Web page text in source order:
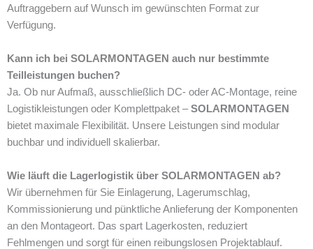
Auftraggebern auf Wunsch im gewünschten Format zur
Verfügung.
Kann ich bei SOLARMONTAGEN auch nur bestimmte
Teilleistungen buchen?
Ja. Ob nur Aufmaß, ausschließlich DC- oder AC-Montage, reine
Logistikleistungen oder Komplettpaket –SOLARMONTAGEN
bietet maximale Flexibilität. Unsere Leistungen sind modular
buchbar und individuell skalierbar.
Wie läuft die Lagerlogistik über SOLARMONTAGEN ab?
Wir übernehmen für Sie Einlagerung, Lagerumschlag,
Kommissionierung und pünktliche Anlieferung der Komponenten
an den Montageort. Das spart Lagerkosten, reduziert
Fehlmengen und sorgt für einen reibungslosen Projektablauf.